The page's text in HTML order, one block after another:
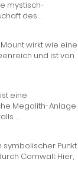
mystisch-
des ...
wirkt wie eine
und ist von
eine
Megalith-Anlage
...
symbolischer Punkt
Cornwall: Hier,